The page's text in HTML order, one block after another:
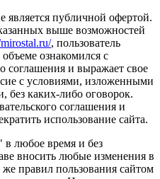
является публичной офертой.
выше возможностей
, пользователь
ознакомился с
соглашения и выражает свое
с условиями, изложенными
без каких-либо оговорок.
соглашения и
использование сайта.
любое время и без
вносить любые изменения в
же правил пользования сайтом